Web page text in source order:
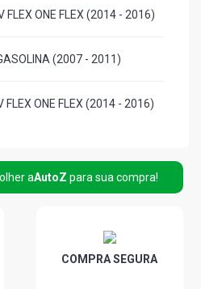
FLEX ONE FLEX (2014 - 2016)
(2007 - 2011)
FLEX ONE FLEX (2014 - 2016)
I-VTEC FLEX (2007 - 2012)
I-VTEC R20A2 FLEX (2017 -
aAutoZ para sua compra!
COMPRA SEGURA